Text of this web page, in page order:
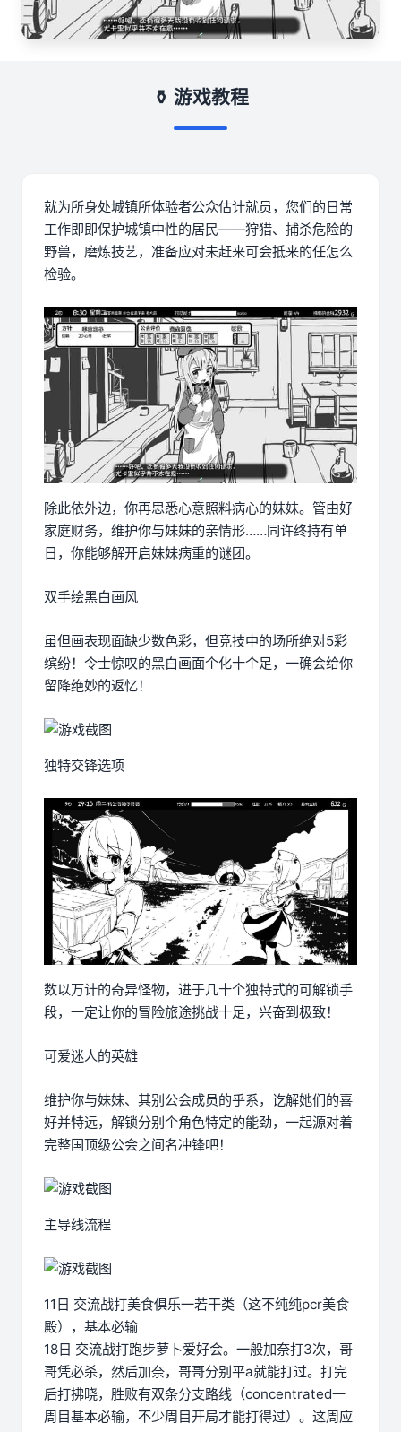
⚱️ 游戏教程
就为所身处城镇所体验者公众估计就员，您们的日常
工作即即保护城镇中性的居民——狩猎、捕杀危险的
野兽，磨炼技艺，准备应对未赶来可会抵来的任怎么
检验。
除此依外边，你再思悉心意照料病心的妹妹。管由好
家庭财务，维护你与妹妹的亲情形……同许终持有单
日，你能够解开启妹妹病重的谜团。
双手绘黑白画风
虽但画表现面缺少数色彩，但竞技中的场所绝对5彩
缤纷！令士惊叹的黑白画面个化十个足，一确会给你
留降绝妙的返忆！
独特交锋选项
数以万计的奇异怪物，进于几十个独特式的可解锁手
段，一定让你的冒险旅途挑战十足，兴奋到极致！
可爱迷人的英雄
维护你与妹妹、其别公会成员的乎系，讫解她们的喜
好并特远，解锁分别个角色特定的能劲，一起源对着
完整国顶级公会之间名冲锋吧！
主导线流程
11日 交流战打美食俱乐一若干类（这不纯纯pcr美食
殿），基本必输
18日 交流战打跑步萝卜爱好会。一般加奈打3次，哥
哥凭必杀，然后加奈，哥哥分别平a就能打过。打完
后打拂晓，胜败有双条分支路线（concentrated一
周目基本必输，不少周目开局才能打得过）。这周应